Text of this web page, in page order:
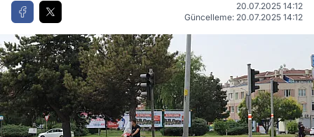
20.07.2025 14:12
Güncelleme: 20.07.2025 14:12